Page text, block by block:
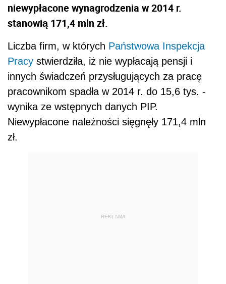
niewypłacone wynagrodzenia w 2014 r.
stanowią 171,4 mln zł.
Liczba firm, w których Państwowa Inspekcja
Pracy stwierdziła, iż nie wypłacają pensji i
innych świadczeń przysługujących za pracę
pracownikom spadła w 2014 r. do 15,6 tys. -
wynika ze wstępnych danych PIP.
Niewypłacone należności sięgnęły 171,4 mln
zł.
REKLAMA